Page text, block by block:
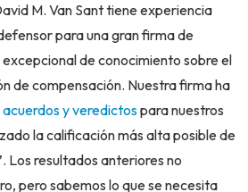
M. Van Sant tiene experiencia
para una gran firma de
excepcional de conocimiento sobre el
de compensación. Nuestra firma ha
y veredictospara nuestros
la calificación más alta posible de
Los resultados anteriores no
pero sabemos lo que se necesita